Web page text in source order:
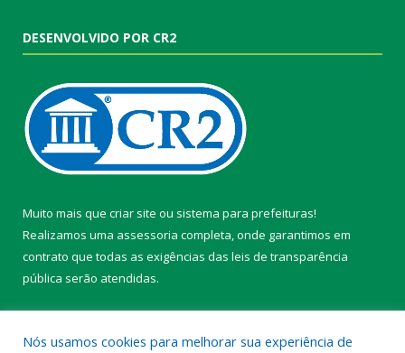
DESENVOLVIDO POR CR2
Muito mais que criar site ou sistema para prefeituras!
Realizamos uma assessoria completa, onde garantimos em
contrato que todas as exigências das leis de transparência
pública serão atendidas.
Nós usamos cookies para melhorar sua experiência de